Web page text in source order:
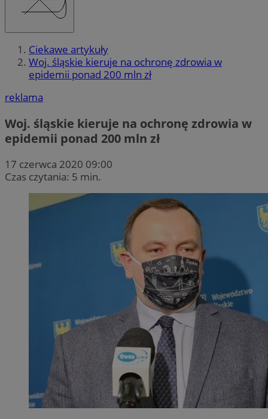
Ciekawe artykuły
Woj. śląskie kieruje na ochronę zdrowia w
epidemii ponad 200 mln zł
reklama
Woj. śląskie kieruje na ochronę zdrowia w
epidemii ponad 200 mln zł
17 czerwca 2020 09:00
Czas czytania: 5 min.